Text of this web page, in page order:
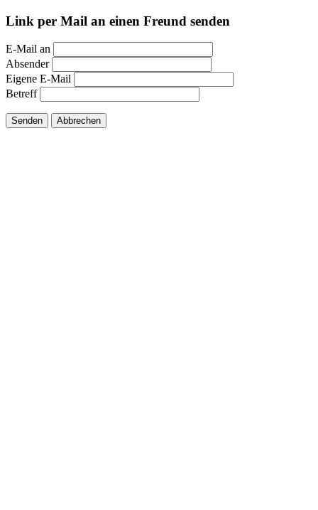
Link per Mail an einen Freund senden
E-Mail an
Absender
Eigene E-Mail
Betreff